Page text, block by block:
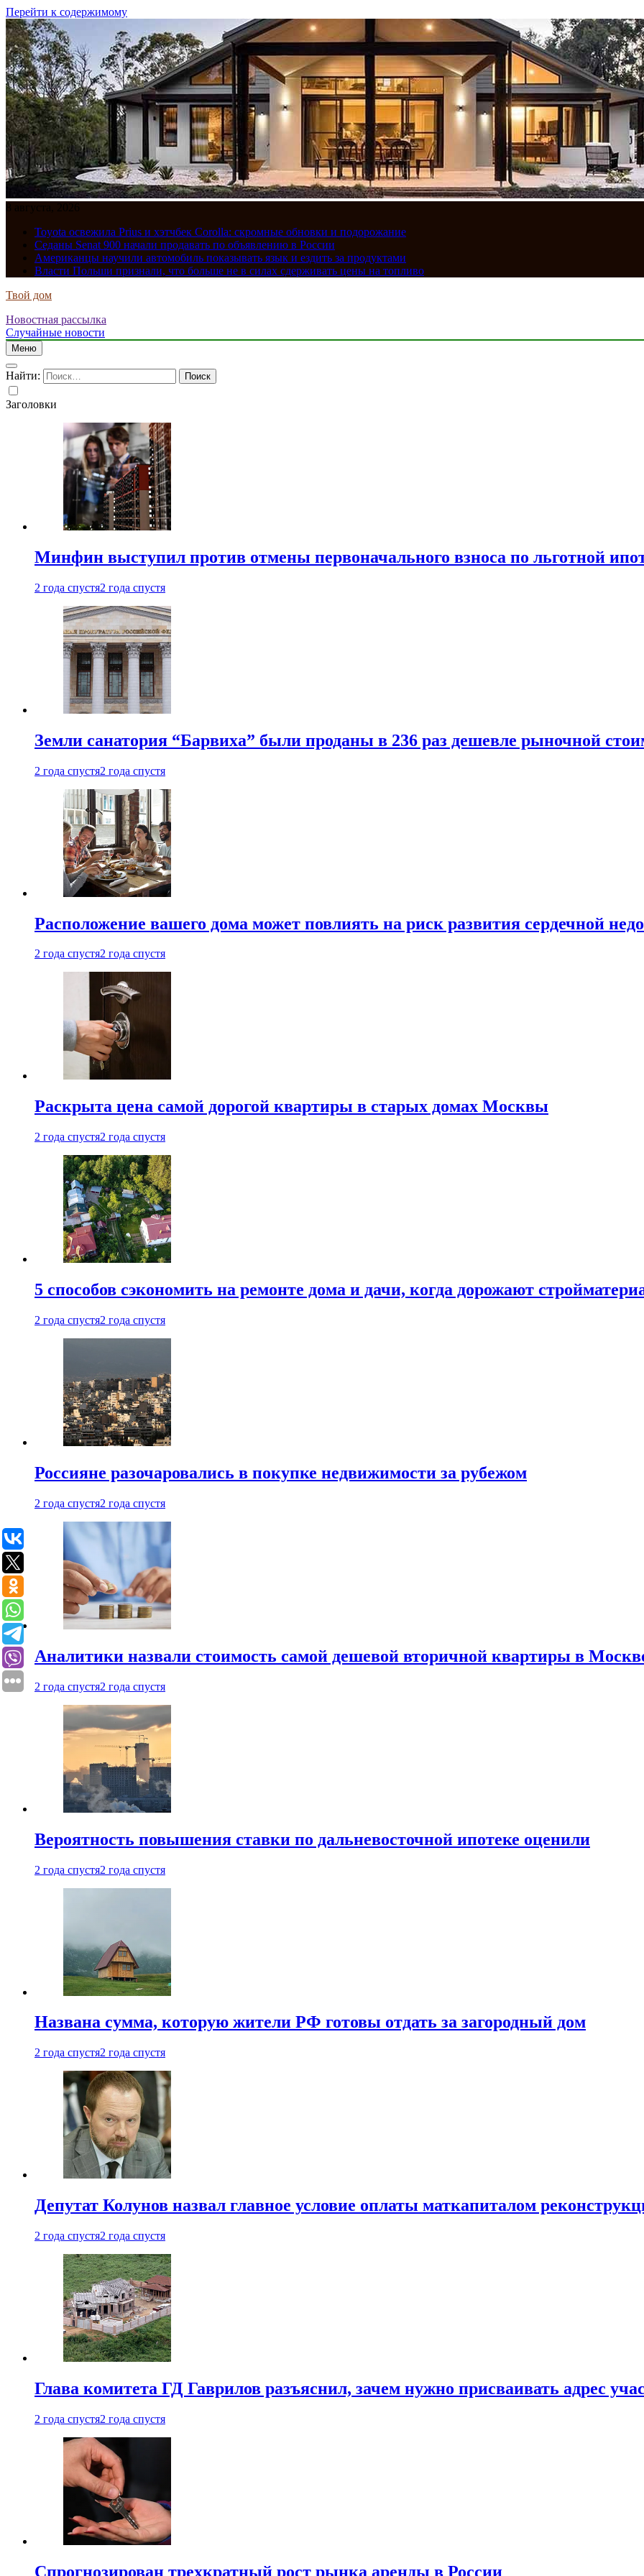
Перейти к содержимому
8 августа, 2026
Toyota освежила Prius и хэтчбек Corolla: скромные обновки и подорожание
Седаны Senat 900 начали продавать по объявлению в России
Американцы научили автомобиль показывать язык и ездить за продуктами
Власти Польши признали, что больше не в силах сдерживать цены на топливо
Твой дом
Новостная рассылка
Случайные новости
Меню
Найти:
Заголовки
Минфин выступил против отмены первоначального взноса по льготной
2 года спустя2 года спустя
Земли санатория “Барвиха” были проданы в 236 раз дешевле рыночной
2 года спустя2 года спустя
Расположение вашего дома может повлиять на риск развития сердечной
2 года спустя2 года спустя
Раскрыта цена самой дорогой квартиры в старых домах Москвы
2 года спустя2 года спустя
5 способов сэкономить на ремонте дома и дачи, когда дорожают
2 года спустя2 года спустя
Россияне разочаровались в покупке недвижимости за рубежом
2 года спустя2 года спустя
Аналитики назвали стоимость самой дешевой вторичной квартиры в
2 года спустя2 года спустя
Вероятность повышения ставки по дальневосточной ипотеке оценили
2 года спустя2 года спустя
Названа сумма, которую жители РФ готовы отдать за загородный дом
2 года спустя2 года спустя
Депутат Колунов назвал главное условие оплаты маткапиталом
2 года спустя2 года спустя
Глава комитета ГД Гаврилов разъяснил, зачем нужно присваивать адрес
2 года спустя2 года спустя
Спрогнозирован трехкратный рост рынка аренды в России